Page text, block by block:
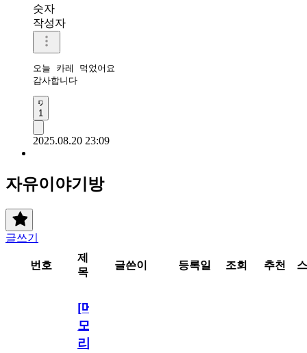
숫자
작성자
오늘 카레 먹었어요
감사합니다
1
2025.08.20 23:09
자유이야기방
글쓰기
번호
제
목
글쓴이 등록일 조회 추천
[메
모
리